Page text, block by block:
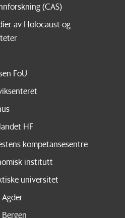
(CAS)
av Holocaust og
FoU
HF
kompetansesentre
institutt
universitet